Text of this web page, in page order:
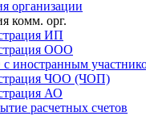
организации
комм. орг.
ИП
ООО
иностранным
ЧОО (ЧОП)
АО
расчетных счетов